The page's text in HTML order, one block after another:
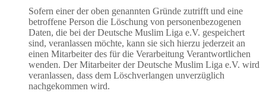
Sofern einer der oben genannten Gründe zutrifft und eine
betroffene Person die Löschung von personenbezogenen
Daten, die bei der Deutsche Muslim Liga e.V. gespeichert
sind, veranlassen möchte, kann sie sich hierzu jederzeit an
einen Mitarbeiter des für die Verarbeitung Verantwortlichen
wenden. Der Mitarbeiter der Deutsche Muslim Liga e.V. wird
veranlassen, dass dem Löschverlangen unverzüglich
nachgekommen wird.